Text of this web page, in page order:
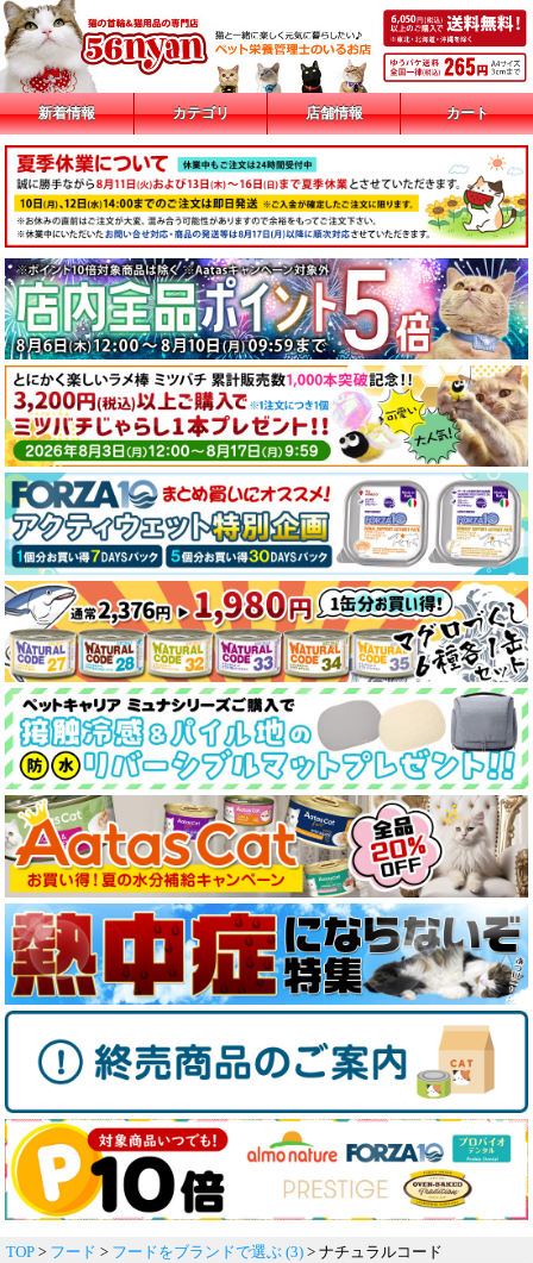
新着情報 カテゴリ 店舗情報 カート
TOP > フード > フードをブランドで選ぶ (3) > ナチュラルコード